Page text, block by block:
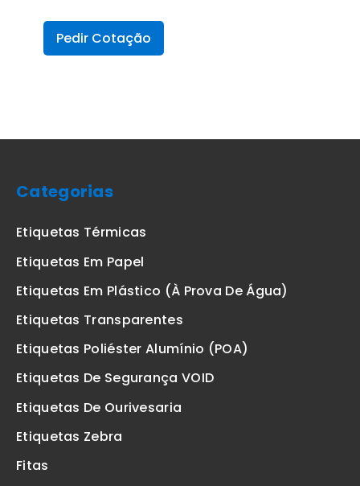
Pedir Cotação
Categorias
Etiquetas Térmicas
Etiquetas Em Papel
Etiquetas Em Plástico (à Prova De Água)
Etiquetas Transparentes
Etiquetas Poliéster Alumínio (POA)
Etiquetas De Segurança VOID
Etiquetas De Ourivesaria
Etiquetas Zebra
Fitas